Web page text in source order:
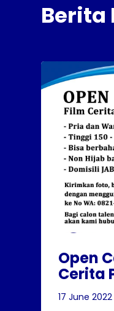
Berita
Open
Cerita
17 June 2022